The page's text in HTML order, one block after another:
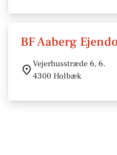
BF Aaberg
Vejerhusstræde 6, 6.
4300 Holbæk